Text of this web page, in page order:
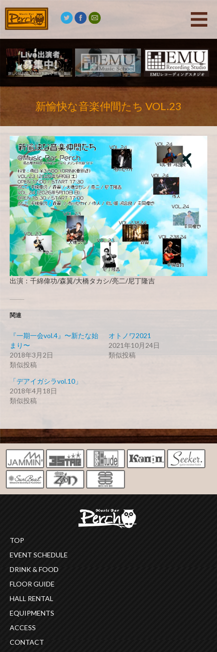
新愉快な音楽仲間たち VOL.23
出演：千綿偉功/森翼/大橋タカシ/亮二/尼丁隆吉
関連
『一期一会vol.4』〜新たな始
まり〜
2018年3月2日
類似投稿
オトノワ2021
2021年10月24日
類似投稿
「デアイガシラvol.10」
2018年4月18日
類似投稿
TOP
EVENT SCHEDULE
DRINK & FOOD
FLOOR GUIDE
HALL RENTAL
EQUIPMENTS
ACCESS
CONTACT